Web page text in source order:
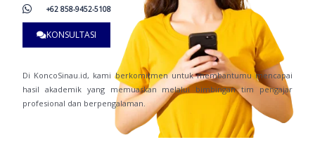
+62 858-9452-5108
KONSULTASI
Di KoncoSinau.id, kami berkomitmen untuk membantumu mencapai
hasil akademik yang memuaskan melalui bimbingan tim pengajar
profesional dan berpengalaman.